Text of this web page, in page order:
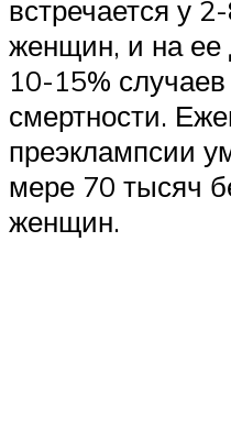
встречается у
женщин, и на ее
10-15%
смертности.
преэклампсии
мере 70 тысяч
женщин.